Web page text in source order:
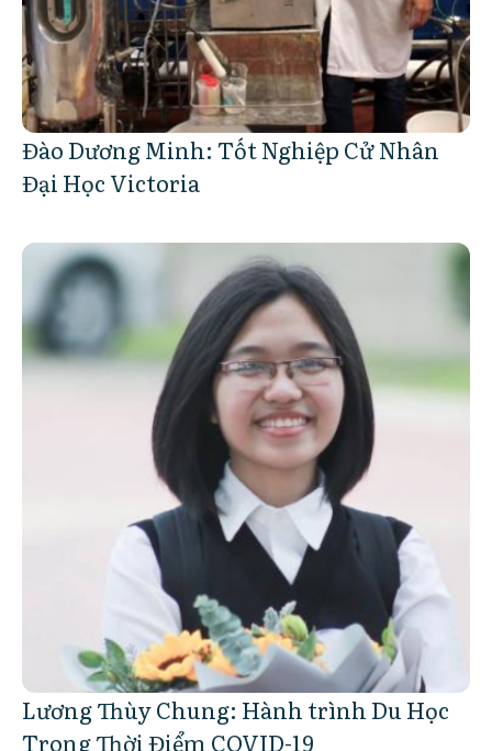
Đào Dương Minh: Tốt Nghiệp Cử Nhân
Đại Học Victoria
Lương Thùy Chung: Hành trình Du Học
Trong Thời Điểm COVID-19